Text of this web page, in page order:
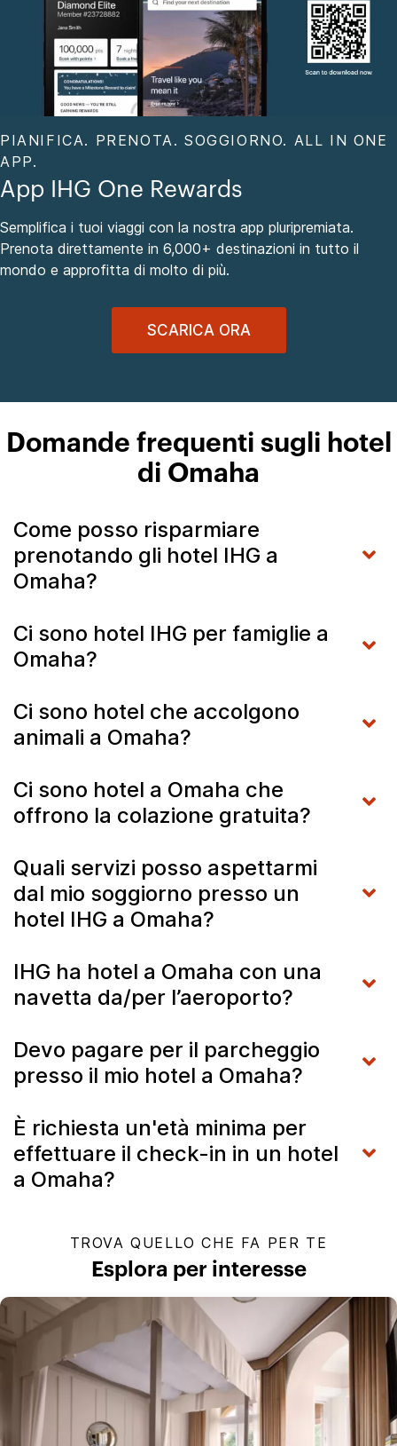
PIANIFICA. PRENOTA. SOGGIORNO. ALL IN ONE
APP.
App IHG One Rewards
Semplifica i tuoi viaggi con la nostra app pluripremiata.
Prenota direttamente in 6,000+ destinazioni in tutto il
mondo e approfitta di molto di più.
SCARICA ORA
Domande frequenti sugli hotel
di Omaha
Come posso risparmiare
prenotando gli hotel IHG a
Omaha?
Ci sono hotel IHG per famiglie a
Omaha?
Ci sono hotel che accolgono
animali a Omaha?
Ci sono hotel a Omaha che
offrono la colazione gratuita?
Quali servizi posso aspettarmi
dal mio soggiorno presso un
hotel IHG a Omaha?
IHG ha hotel a Omaha con una
navetta da/per l’aeroporto?
Devo pagare per il parcheggio
presso il mio hotel a Omaha?
È richiesta un'età minima per
effettuare il check-in in un hotel
a Omaha?
TROVA QUELLO CHE FA PER TE
Esplora per interesse